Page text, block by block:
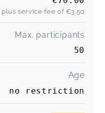
plus service fee of €3.50
Max. participants
50
Age
no restriction